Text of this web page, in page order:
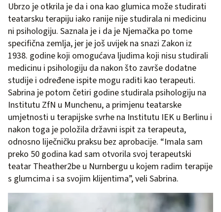
Ubrzo je otkrila je da i ona kao glumica može studirati
teatarsku terapiju iako ranije nije studirala ni medicinu
ni psihologiju. Saznala je i da je Njemačka po tome
specifična zemlja, jer je još uvijek na snazi Zakon iz
1938. godine koji omogućava ljudima koji nisu studirali
medicinu i psihologiju da nakon što završe dodatne
studije i određene ispite mogu raditi kao terapeuti.
Sabrina je potom četiri godine studirala psihologiju na
Institutu ZfN u Munchenu, a primjenu teatarske
umjetnosti u terapijske svrhe na Institutu IEK u Berlinu i
nakon toga je položila državni ispit za terapeuta,
odnosno liječničku praksu bez aprobacije. “Imala sam
preko 50 godina kad sam otvorila svoj terapeutski
teatar Theather2be u Nurnbergu u kojem radim terapije
s glumcima i sa svojim klijentima”, veli Sabrina.